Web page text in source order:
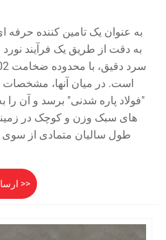
به عنوان یک تامین کننده حرفه
است. در میان آنها، مشخصات
"فولاد پاره شدنی" برسد و آن
های سبک وزن و کوچک در زمینه
طول سالیان متمادی از سوی
ارسال استعلام >>